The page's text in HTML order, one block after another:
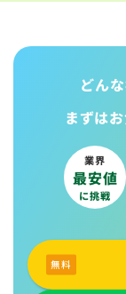
どん
まずは
業界
最安値
に挑戦